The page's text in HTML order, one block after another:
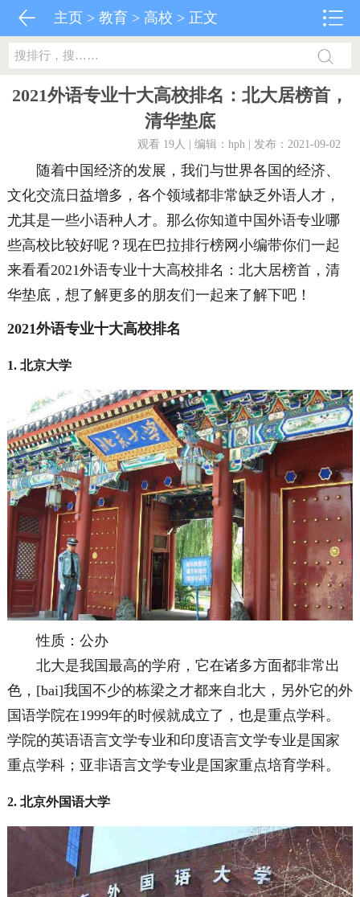
主页 >教育 > 高校 > 正文
2021外语专业十大高校排名：北大居榜首，
清华垫底
观看 19人 | 编辑：hph | 发布：2021-09-02
随着中国经济的发展，我们与世界各国的经济、
文化交流日益增多，各个领域都非常缺乏外语人才，
尤其是一些小语种人才。那么你知道中国外语专业哪
些高校比较好呢？现在巴拉排行榜网小编带你们一起
来看看2021外语专业十大高校排名：北大居榜首，清
华垫底，想了解更多的朋友们一起来了解下吧！
2021外语专业十大高校排名
1. 北京大学
性质：公办
北大是我国最高的学府，它在诸多方面都非常出
色，[bai]我国不少的栋梁之才都来自北大，另外它的外
国语学院在1999年的时候就成立了，也是重点学科。
学院的英语语言文学专业和印度语言文学专业是国家
重点学科；亚非语言文学专业是国家重点培育学科。
2. 北京外国语大学